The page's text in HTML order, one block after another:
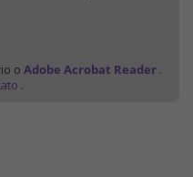
o Adobe Acrobat Reader .
.